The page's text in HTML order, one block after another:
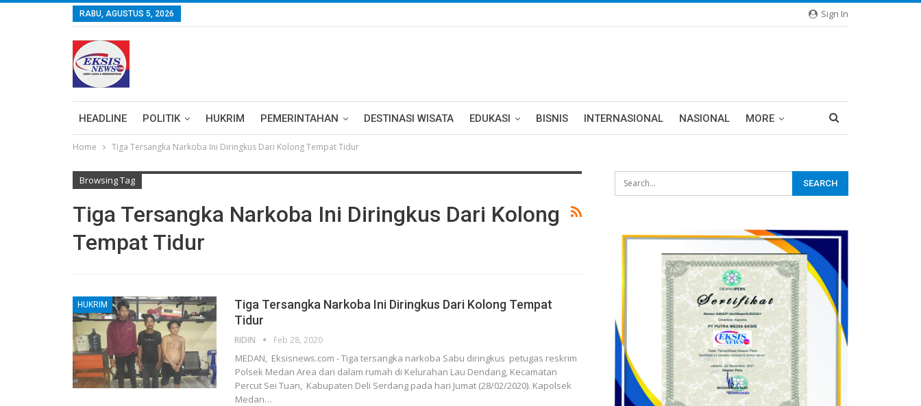
Sign In
RABU, AGUSTUS 5, 2026
HEADLINE POLITIK HUKRIM PEMERINTAHAN DESTINASI WISATA EDUKASI BISNIS INTERNASIONAL NASIONAL MORE
Home Tiga Tersangka Narkoba Ini Diringkus Dari Kolong Tempat Tidur
Browsing Tag
Tiga Tersangka Narkoba Ini Diringkus Dari Kolong
Tempat Tidur
HUKRIM
Tiga Tersangka Narkoba Ini Diringkus Dari Kolong Tempat
Tidur
RIDIN Feb 28, 2020
MEDAN, Eksisnews.com - Tiga tersangka narkoba Sabu diringkus petugas reskrim
Polsek Medan Area dari dalam rumah di Kelurahan Lau Dendang, Kecamatan
Percut Sei Tuan, Kabupaten Deli Serdang pada hari Jumat (28/02/2020). Kapolsek
Medan…